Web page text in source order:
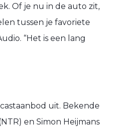
Of je nu in de auto zit,
tussen je favoriete
“Het is een lang
uit. Bekende
en Simon Heijmans